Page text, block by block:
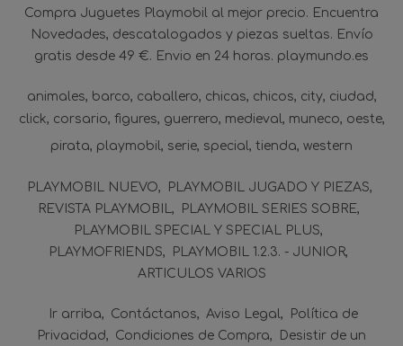
Compra Juguetes Playmobil al mejor precio. Encuentra
Novedades, descatalogados y piezas sueltas. Envío
gratis desde 49 €. Envio en 24 horas. playmundo.es
animales barco caballero chicas chicos city ciudad
click corsario figures guerrero medieval muneco oeste
pirata playmobil serie special tienda western
PLAYMOBIL NUEVO
PLAYMOBIL JUGADO Y PIEZAS
REVISTA PLAYMOBIL
PLAYMOBIL SERIES SOBRE
PLAYMOBIL SPECIAL Y SPECIAL PLUS
PLAYMOFRIENDS
PLAYMOBIL 1.2.3. - JUNIOR
ARTICULOS VARIOS
Ir arriba Contáctanos Aviso Legal
Política de
Privacidad
Condiciones de Compra
Desistir de un